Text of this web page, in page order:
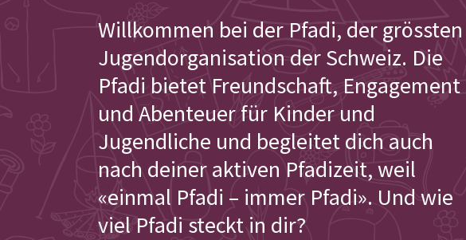
Willkommen bei der Pfadi, der grössten
Jugendorganisation der Schweiz. Die
Pfadi bietet Freundschaft, Engagement
und Abenteuer für Kinder und
Jugendliche und begleitet dich auch
nach deiner aktiven Pfadizeit, weil
«einmal Pfadi – immer Pfadi». Und wie
viel Pfadi steckt in dir?